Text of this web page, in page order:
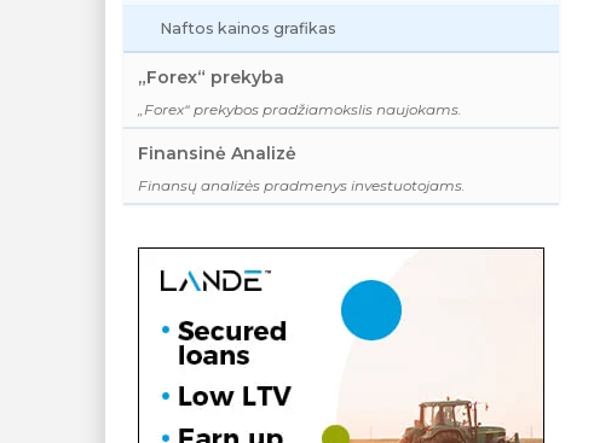
Naftos kainos grafikas
„Forex“ prekyba
„Forex“ prekybos pradžiamokslis naujokams.
Finansinė Analizė
Finansų analizės pradmenys investuotojams.